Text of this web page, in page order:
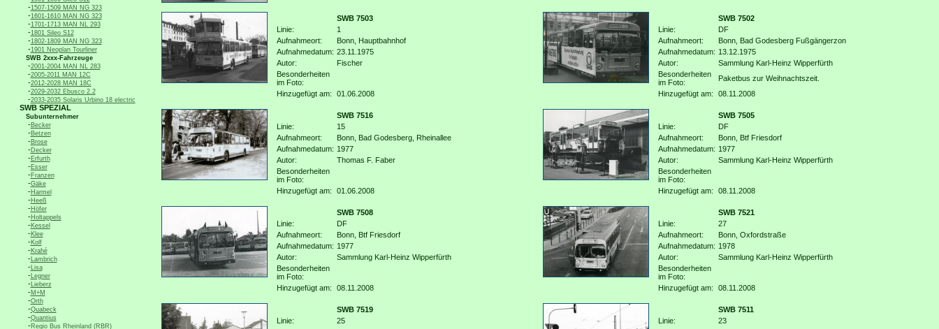
-1507-1509 MAN NG 323
-1601-1610 MAN NG 323
-1701-1713 MAN NL 293
-1801 Sileo S12
-1802-1809 MAN NG 323
-1901 Neoplan Tourliner
SWB 2xxx-Fahrzeuge
-2001-2004 MAN NL 283
-2005-2011 MAN 12C
-2012-2028 MAN 18C
-2029-2032 Ebusco 2.2
-2033-2035 Solaris Urbino 18 electric
SWB SPEZIAL
Subunternehmer
-Becker
-Betzen
-Brose
-Decker
-Erfurth
-Esser
-Franzen
-Gäke
-Harmel
-Heeß
-Höfer
-Holtappels
-Kessel
-Klee
-Kolf
-Krahé
-Lambrich
-Lisa
-Legner
-Lieberz
-M+M
-Orth
-Quabeck
-Quantius
-Regio Bus Rheinland (RBR)
SWB 7503
Linie:
1
Aufnahmeort:
Bonn, Hauptbahnhof
Aufnahmedatum: 23.11.1975
Autor:
Fischer
Besonderheiten
im Foto:
Hinzugefügt am:
01.06.2008
SWB 7502
Linie:
DF
Aufnahmeort:
Bonn, Bad Godesberg Fußgängerzon
Aufnahmedatum: 13.12.1975
Autor:
Sammlung Karl-Heinz Wipperfürth
Besonderheiten
im Foto:
Paketbus zur Weihnachtszeit.
Hinzugefügt am:
08.11.2008
SWB 7516
Linie:
15
Aufnahmeort:
Bonn, Bad Godesberg, Rheinallee
Aufnahmedatum: 1977
Autor:
Thomas F. Faber
Besonderheiten
im Foto:
Hinzugefügt am:
01.06.2008
SWB 7505
Linie:
DF
Aufnahmeort:
Bonn, Btf Friesdorf
Aufnahmedatum: 1977
Autor:
Sammlung Karl-Heinz Wipperfürth
Besonderheiten
im Foto:
Hinzugefügt am:
08.11.2008
SWB 7508
Linie:
DF
Aufnahmeort:
Bonn, Btf Friesdorf
Aufnahmedatum: 1977
Autor:
Sammlung Karl-Heinz Wipperfürth
Besonderheiten
im Foto:
Hinzugefügt am:
08.11.2008
SWB 7521
Linie:
27
Aufnahmeort:
Bonn, Oxfordstraße
Aufnahmedatum: 1978
Autor:
Sammlung Karl-Heinz Wipperfürth
Besonderheiten
im Foto:
Hinzugefügt am:
08.11.2008
SWB 7519
Linie:
25
SWB 7511
Linie:
23